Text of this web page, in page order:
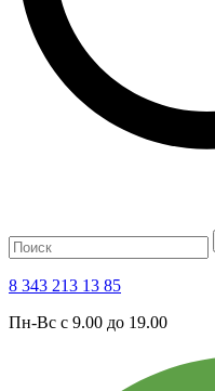
8 343 213 13 85
Пн-Вс с 9.00 до 19.00